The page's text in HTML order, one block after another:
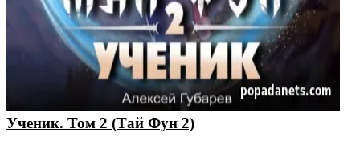
Ученик. Том 2 (Тай Фун 2)